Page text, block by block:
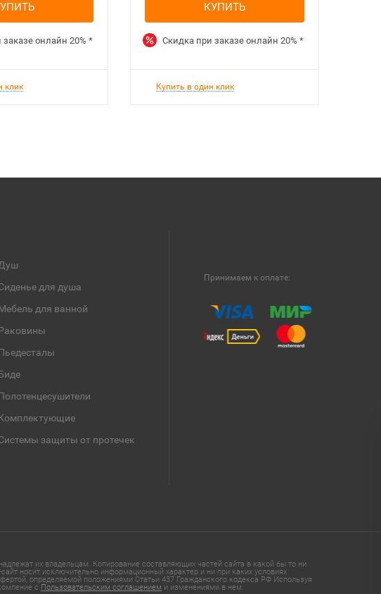
заказе онлайн 20% *
клик
КУПИТЬ
Скидка при заказе онлайн 20% *
Купить в один клик
для душа
для ванной
защиты от протечек
Принимаем к оплате:
их владельцам. Копирование составляющих частей сайта в какой бы то ни
носит исключительно информационный характер и ни при каких условиях
определяемой положениями Статьи 437 Гражданского кодекса РФ Используя
с Пользовательским соглашением и изменениями в нем.